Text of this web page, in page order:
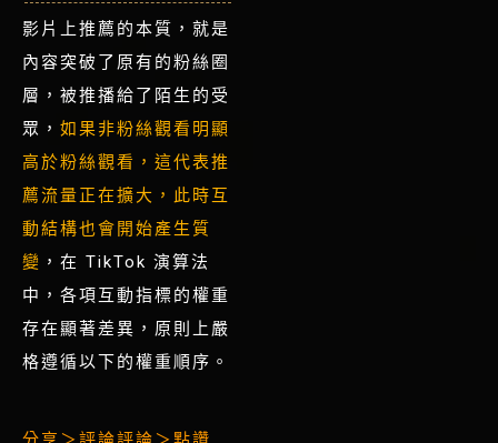
影片上推薦的本質，就是
內容突破了原有的粉絲圈
層，被推播給了陌生的受
眾， 如果非粉絲觀看明顯
高於粉絲觀看，這代表推
薦流量正在擴大，此時互
動結構也會開始產生質
變 ，在 TikTok 演算法
中，各項互動指標的權重
存在顯著差異，原則上嚴
格遵循以下的權重順序。